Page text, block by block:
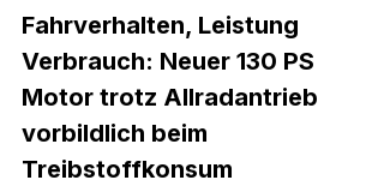
Fahrverhalten, Leistung
Verbrauch: Neuer 130 PS
Motor trotz Allradantrieb
vorbildlich beim
Treibstoffkonsum